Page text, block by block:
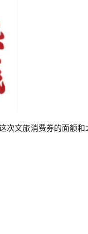
次文旅消费券的面额和